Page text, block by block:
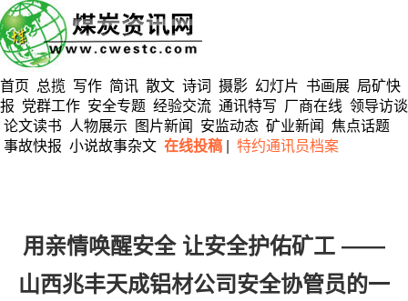
首页 总揽 写作 简讯 散文 诗词 摄影 幻灯片 书画展 局矿快
报 党群工作 安全专题 经验交流 通讯特写 厂商在线 领导访谈
论文读书
人物展示 图片新闻 安监动态 矿业新闻
焦点话题
事故快报 小说故事杂文 在线投稿 特约通讯员档案
用亲情唤醒安全 让安全护佑矿工 ——
山西兆丰天成铝材公司安全协管员的一